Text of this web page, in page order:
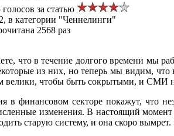
за статью
в категории "Ченнелинги"
2568 раз
что в течение долгого времени мы
из них, но теперь мы видим, что
велики, чтобы быть сокрытыми, и СМИ
в финансовом секторе покажут, что
изменения. В настоящий
старую систему, и она скоро